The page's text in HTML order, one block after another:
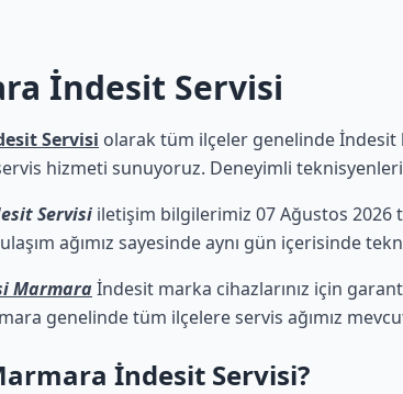
İndesit Servisi
Servisi olarak tüm ilçeler genelinde İndesit
hizmeti sunuyoruz. Deneyimli
Servisi iletişim bilgilerimiz 07 Ağustos
ağımız sayesinde aynı gün içerisinde
Marmaraİndesit marka cihazlarınız için
genelinde tüm ilçelere servis ağımız
İndesit Servisi?